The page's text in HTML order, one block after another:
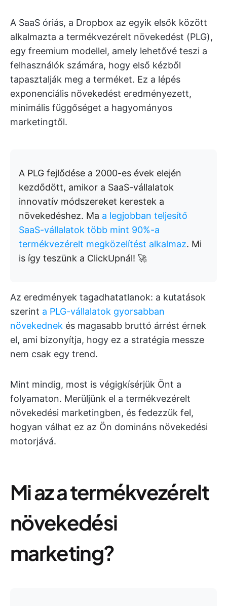
A SaaS óriás, a Dropbox az egyik elsők között
alkalmazta a termékvezérelt növekedést (PLG),
egy freemium modellel, amely lehetővé teszi a
felhasználók számára, hogy első kézből
tapasztalják meg a terméket. Ez a lépés
exponenciális növekedést eredményezett,
minimális függőséget a hagyományos
marketingtől.
A PLG fejlődése a 2000-es évek elején
kezdődött, amikor a SaaS-vállalatok
innovatív módszereket kerestek a
növekedéshez. Ma a legjobban teljesítő
SaaS-vállalatok több mint 90%-a
termékvezérelt megközelítést alkalmaz. Mi
is így teszünk a ClickUpnál! 🚀
Az eredmények tagadhatatlanok: a kutatások
szerint a PLG-vállalatok gyorsabban
növekednek és magasabb bruttó árrést érnek
el, ami bizonyítja, hogy ez a stratégia messze
nem csak egy trend.
Mint mindig, most is végigkísérjük Önt a
folyamaton. Merüljünk el a termékvezérelt
növekedési marketingben, és fedezzük fel,
hogyan válhat ez az Ön domináns növekedési
motorjává.
Mi az a termékvezérelt
növekedési
marketing?